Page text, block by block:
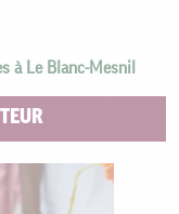
à Le Blanc-Mesnil